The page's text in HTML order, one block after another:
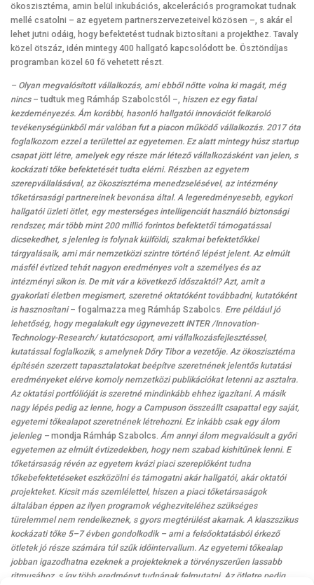
ökoszisztéma, amin belül inkubációs, akcelerációs programokat tudnak
mellé csatolni – az egyetem partnerszervezeteivel közösen –, s akár el
lehet jutni odáig, hogy befektetést tudnak biztosítani a projekthez. Tavaly
közel ötszáz, idén mintegy 400 hallgató kapcsolódott be. Ösztöndíjas
programban közel 60 fő vehetett részt.
– Olyan megvalósított vállalkozás, ami ebből nőtte volna ki magát, még
nincs– tudtuk meg Rámháp Szabolcstól –, hiszen ez egy fiatal
kezdeményezés. Ám korábbi, hasonló hallgatói innovációt felkaroló
tevékenységünkből már valóban fut a piacon működő vállalkozás. 2017 óta
foglalkozom ezzel a területtel az egyetemen. Ez alatt mintegy húsz startup
csapat jött létre, amelyek egy része már létező vállalkozásként van jelen, s
kockázati tőke befektetését tudta elérni. Részben az egyetem
szerepvállalásával, az ökoszisztéma menedzselésével, az intézmény
tőketársasági partnereinek bevonása által. A legeredményesebb, egykori
hallgatói üzleti ötlet, egy mesterséges intelligenciát használó biztonsági
rendszer, már több mint 200 millió forintos befektetői támogatással
dicsekedhet, s jelenleg is folynak külföldi, szakmai befektetőkkel
tárgyalásaik, ami már nemzetközi szintre történő lépést jelent. Az elmúlt
másfél évtized tehát nagyon eredményes volt a személyes és az
intézményi síkon is. De mit vár a következő időszaktól? Azt, amit a
gyakorlati életben megismert, szeretné oktatóként továbbadni, kutatóként
is hasznosítani– fogalmazza meg Rámháp Szabolcs. Erre például jó
lehetőség, hogy megalakult egy úgynevezett INTER /Innovation-
Technology-Research/ kutatócsoport, ami vállalkozásfejlesztéssel,
kutatással foglalkozik, s amelynek Dőry Tibor a vezetője. Az ökoszisztéma
építésén szerzett tapasztalatokat beépítve szeretnének jelentős kutatási
eredményeket elérve komoly nemzetközi publikációkat letenni az asztalra.
Az oktatási portfólióját is szeretné mindinkább ehhez igazítani. A másik
nagy lépés pedig az lenne, hogy a Campuson összeállt csapattal egy saját,
egyetemi tőkealapot szeretnének létrehozni. Ez inkább csak egy álom
jelenleg – mondja Rámháp Szabolcs. Ám annyi álom megvalósult a győri
egyetemen az elmúlt évtizedekben, hogy nem szabad kishitűnek lenni. E
tőketársaság révén az egyetem kvázi piaci szereplőként tudna
tőkebefektetéseket eszközölni és támogatni akár hallgatói, akár oktatói
projekteket. Kicsit más szemlélettel, hiszen a piaci tőketársaságok
általában éppen az ilyen programok véghezviteléhez szükséges
türelemmel nem rendelkeznek, s gyors megtérülést akarnak. A klaszszikus
kockázati tőke 5–7 évben gondolkodik – ami a felsőoktatásból érkező
ötletek jó része számára túl szűk időintervallum. Az egyetemi tőkealap
jobban igazodhatna ezeknek a projekteknek a törvényszerűen lassabb
ritmusához, s így több eredményt tudnának felmutatni. Az ötletre pedig